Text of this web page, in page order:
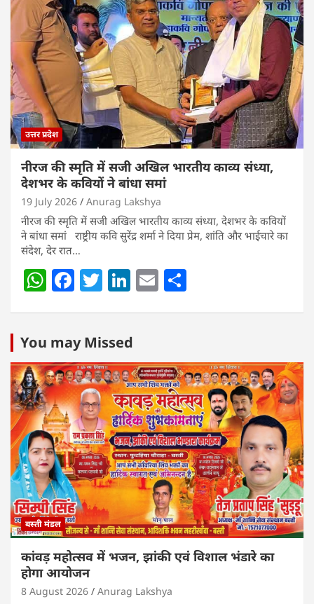
A
p
p
b
o
o
k
dI
n
उत्तर प्रदेश
नीरज की स्मृति में सजी अखिल भारतीय काव्य संध्या,
देशभर के कवियों ने बांधा समां
19 July 2026 Anurag Lakshya
नीरज की स्मृति में सजी अखिल भारतीय काव्य संध्या, देशभर के कवियों
ने बांधा समां राष्ट्रीय कवि सुरेंद्र शर्मा ने दिया प्रेम, शांति और भाईचारे का
संदेश, देर रात…
W
s
A
p
p
F
e
b
o
o
k
T
er
Li
e
dI
n
E
You may Missed
बस्ती मंडल
कांवड़ महोत्सव में भजन, झांकी एवं विशाल भंडारे का
होगा आयोजन
8 August 2026 Anurag Lakshya